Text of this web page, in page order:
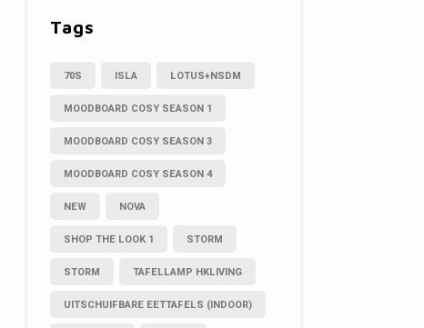
Tags
70S ISLA LOTUS+NSDM
MOODBOARD COSY SEASON 1
MOODBOARD COSY SEASON 3
MOODBOARD COSY SEASON 4
NEW NOVA
SHOP THE LOOK 1 STORM
STORM TAFELLAMP HKLIVING
UITSCHUIFBARE EETTAFELS (INDOOR)